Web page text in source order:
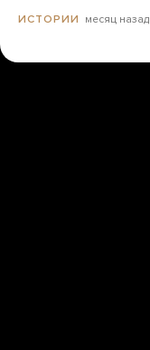
ИСТОРИИ месяц назад